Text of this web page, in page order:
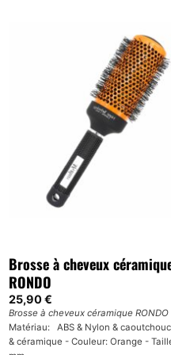
Brosse à cheveux
RONDO
25,90€
Brosse à cheveux céramique RONDO
Matériau: ABS & Nylon &
& céramique - Couleur: Orange -